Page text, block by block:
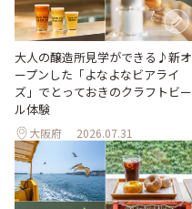
大人の醸造所見学ができる♪新オ
ープンした「よなよなビアライ
ズ」でとっておきのクラフトビー
ル体験
大阪府 2026.07.31